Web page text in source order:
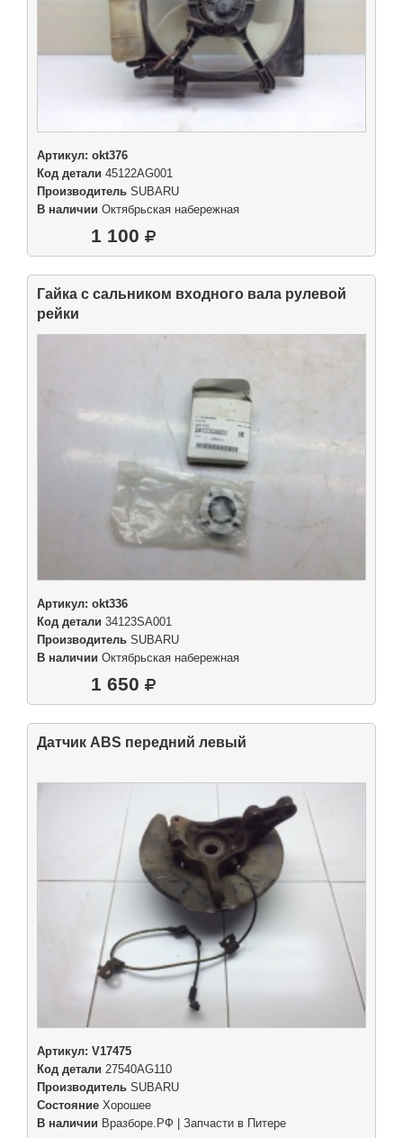
Артикул: okt376
Код детали 45122AG001
Производитель SUBARU
В наличии Октябрьская набережная
1 100
Гайка с сальником входного вала рулевой
рейки
Артикул: okt336
Код детали 34123SA001
Производитель SUBARU
В наличии Октябрьская набережная
1 650
Датчик ABS передний левый
Артикул: V17475
Код детали 27540AG110
Производитель SUBARU
Состояние Хорошее
В наличии Вразборе.РФ | Запчасти в Питере